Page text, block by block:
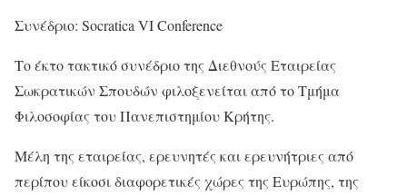
Συνέδριο: Socratica VI Conference
Το έκτο τακτικό συνέδριο της Διεθνούς Εταιρείας
Σωκρατικών Σπουδών φιλοξενείται από το Τμήμα
Φιλοσοφίας του Πανεπιστημίου Κρήτης.
Μέλη της εταιρείας, ερευνητές και ερευνήτριες από
περίπου είκοσι διαφορετικές χώρες της Ευρώπης, της